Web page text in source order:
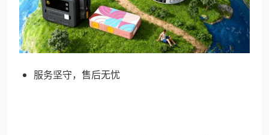
服务坚守，售后无忧